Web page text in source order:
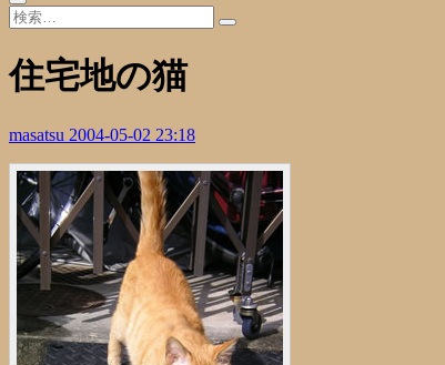
住宅地の猫
masatsu 2004-05-02 23:18